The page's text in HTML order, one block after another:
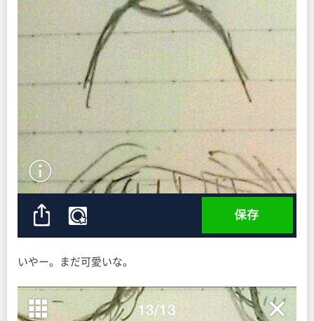
いやー。まだ可愛いな。